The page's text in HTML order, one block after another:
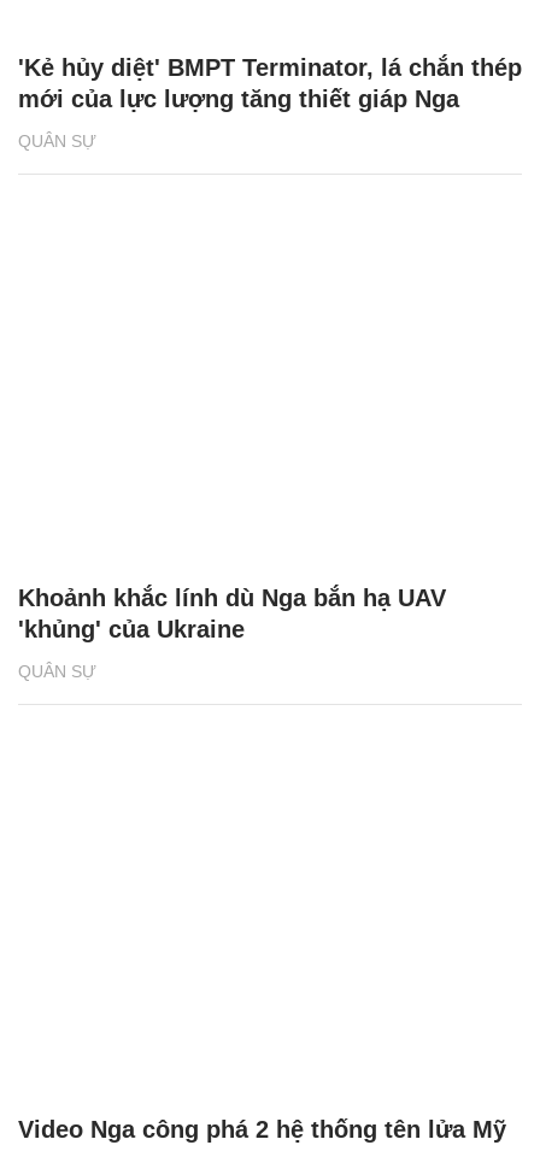
QUÂN SỰ
'Kẻ hủy diệt' BMPT Terminator, lá chắn thép
mới của lực lượng tăng thiết giáp Nga
QUÂN SỰ
Khoảnh khắc lính dù Nga bắn hạ UAV
'khủng' của Ukraine
Video Nga công phá 2 hệ thống tên lửa Mỹ